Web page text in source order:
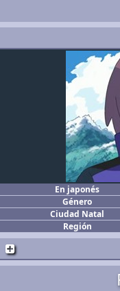
En japonés
Género
Ciudad Natal
Región